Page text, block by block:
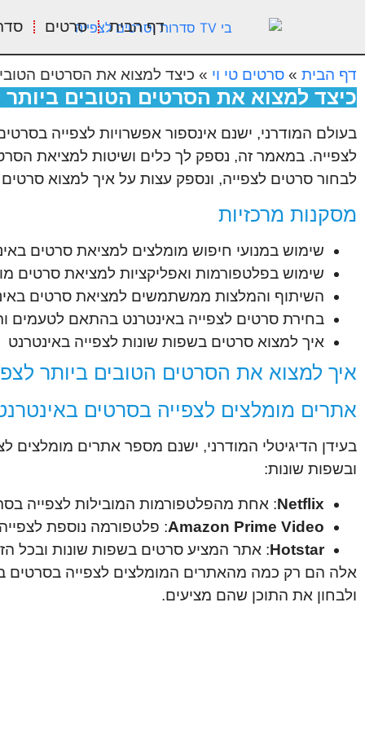
דף הבית סרטים
דף הבית » סרטים טי וי » כיצד למצוא את הסרטים
כיצד למצוא את הסרטים הטובים ביותר
בעולם המודרני, ישנם אינספור אפשרויות לצפייה
לצפייה. במאמר זה, נספק לך כלים ושיטות למציאת
לבחור סרטים לצפייה, ונספק עצות על איך למצוא
מסקנות מרכזיות
שימוש במנועי חיפוש מומלצים למציאת סרטים
שימוש בפלטפורמות ואפליקציות למציאת סרטים
השיתוף והמלצות ממשתמשים למציאת סרטים
בחירת סרטים לצפייה באינטרנט בהתאם לטעמים
איך למצוא סרטים בשפות שונות לצפייה באינטרנט
איך למצוא את הסרטים הטובים ביותר
אתרים מומלצים לצפייה בסרטים
בעידן הדיגיטלי המודרני, ישנם מספר אתרים מומלצים
ובשפות שונות:
Netflix: אחת מהפלטפורמות המובילות לצפייה
Amazon Prime Video: פלטפורמה נוספת
Hotstar: אתר המציע סרטים בשפות שונות ובכל
אלה הם רק כמה מהאתרים המומלצים לצפייה בסרטים
ולבחון את התוכן שהם מציעים.